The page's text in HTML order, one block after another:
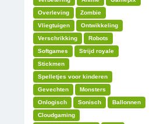
Overleving
Zombie
Vliegtuigen
Ontwikkeling
Verschrikking
Robots
Softgames
Strijd royale
Stickmen
Spelletjes voor kinderen
Gevechten
Monsters
Onlogisch
Sonisch
Ballonnen
Cloudgaming